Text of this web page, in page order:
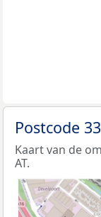
Postcode
Kaart van de
AT.